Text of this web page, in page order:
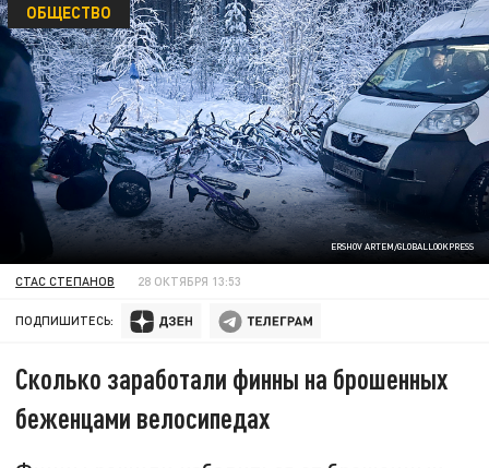
ERSHOV ARTEM/GLOBALLOOKPRESS
ОБЩЕСТВО
СТАС СТЕПАНОВ 28 ОКТЯБРЯ 13:53
ПОДПИШИТЕСЬ:
Сколько заработали финны на брошенных
беженцами велосипедах